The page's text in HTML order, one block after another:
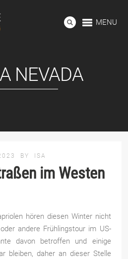
MENU
NEVADA
BY ISA
im Westen
hören diesen Winter nicht
andere Frühlingstour im US-
davon betroffen und einige
bleiben, daher an dieser Stelle